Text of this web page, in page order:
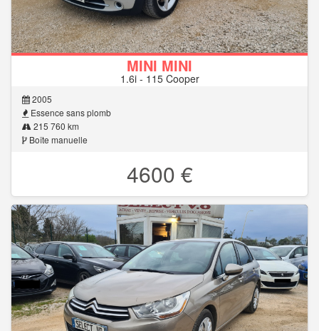
MINI MINI
1.6i - 115 Cooper
2005
Essence sans plomb
215 760 km
Boîte manuelle
4600 €